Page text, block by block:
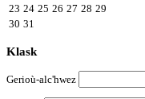
23 24 25 26 27 28 29
30 31
Klask
Gerioù-alc'hwez